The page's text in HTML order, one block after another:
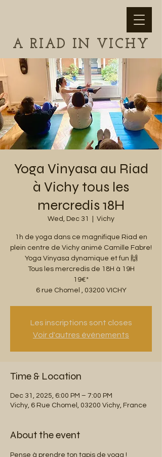
A RIAD IN VICHY
Yoga Vinyasa au Riad
à Vichy tous les
mercredis 18H
Wed, Dec 31 Vichy
1h de yoga dans ce magnifique Riad en
plein centre de Vichy animé Camille Fabre!
Yoga Vinyasa dynamique et fun 🙌
Tous les mercredis de 18H à 19H
19€*
6 rue Chomel , 03200 VICHY
Les inscriptions sont closes
Voir d'autres événements
Time & Location
Dec 31, 2025, 6:00 PM – 7:00 PM
Vichy, 6 Rue Chomel, 03200 Vichy, France
About the event
Pense à prendre ton tapis de yoga !